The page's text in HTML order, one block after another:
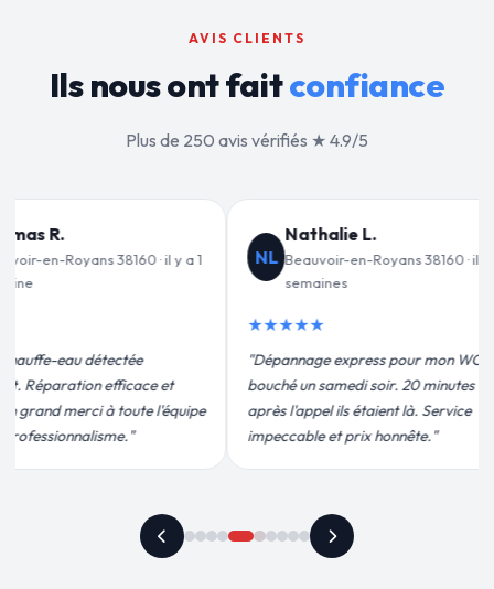
AVIS CLIENTS
Ils nous ont faitconfiance
Plus de 250 avis vérifiés ★ 4.9/5
L.
en-Royans 38160 · il y a 2
pour mon WC
soir. 20 minutes
étaient là. Service
prix honnête."
JF
Jean-François C.
Beauvoir-en-Royans 38160 · il y a 3
semaines
★★★★★
"Remplacement de mon chauffe-eau en
moins de 2h. Équipe très pro, devis
conforme, chantier propre. Je
recommande vivement."